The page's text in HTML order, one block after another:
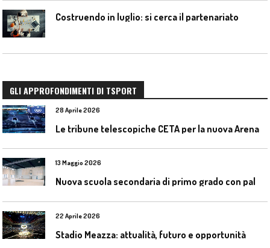
Costruendo in luglio: si cerca il partenariato
GLI APPROFONDIMENTI DI TSPORT
28 Aprile 2026
13 Maggio 2026
22 Aprile 2026
Stadio Meazza: attualità, futuro e opportunità